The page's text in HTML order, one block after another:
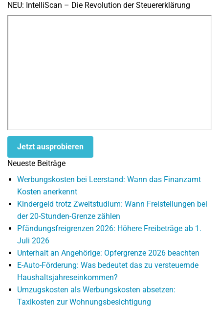
NEU: IntelliScan – Die Revolution der Steuererklärung
Jetzt ausprobieren
Neueste Beiträge
Werbungskosten bei Leerstand: Wann das Finanzamt
Kosten anerkennt
Kindergeld trotz Zweitstudium: Wann Freistellungen bei
der 20-Stunden-Grenze zählen
Pfändungsfreigrenzen 2026: Höhere Freibeträge ab 1.
Juli 2026
Unterhalt an Angehörige: Opfergrenze 2026 beachten
E-Auto-Förderung: Was bedeutet das zu versteuernde
Haushaltsjahreseinkommen?
Umzugskosten als Werbungskosten absetzen:
Taxikosten zur Wohnungsbesichtigung